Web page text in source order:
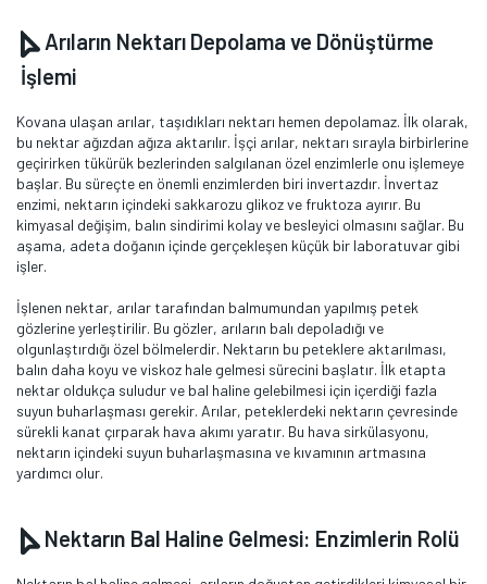
Arıların Nektarı Depolama ve Dönüştürme
İşlemi
Kovana ulaşan arılar, taşıdıkları nektarı hemen depolamaz. İlk olarak,
bu nektar ağızdan ağıza aktarılır. İşçi arılar, nektarı sırayla birbirlerine
geçirirken tükürük bezlerinden salgılanan özel enzimlerle onu işlemeye
başlar. Bu süreçte en önemli enzimlerden biri invertazdır. İnvertaz
enzimi, nektarın içindeki sakkarozu glikoz ve fruktoza ayırır. Bu
kimyasal değişim, balın sindirimi kolay ve besleyici olmasını sağlar. Bu
aşama, adeta doğanın içinde gerçekleşen küçük bir laboratuvar gibi
işler.
İşlenen nektar, arılar tarafından balmumundan yapılmış petek
gözlerine yerleştirilir. Bu gözler, arıların balı depoladığı ve
olgunlaştırdığı özel bölmelerdir. Nektarın bu peteklere aktarılması,
balın daha koyu ve viskoz hale gelmesi sürecini başlatır. İlk etapta
nektar oldukça suludur ve bal haline gelebilmesi için içerdiği fazla
suyun buharlaşması gerekir. Arılar, peteklerdeki nektarın çevresinde
sürekli kanat çırparak hava akımı yaratır. Bu hava sirkülasyonu,
nektarın içindeki suyun buharlaşmasına ve kıvamının artmasına
yardımcı olur.
Nektarın Bal Haline Gelmesi: Enzimlerin Rolü